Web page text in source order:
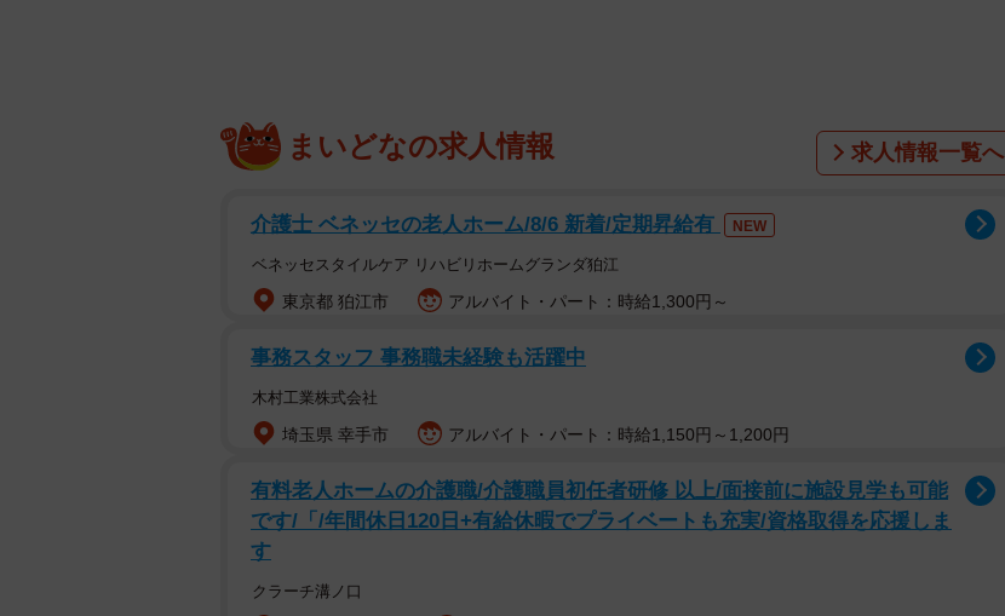
まいどなの求人情報 求人情報一覧へ
介護士 ベネッセの老人ホーム/8/6 新着/定期昇給有 NEW
ベネッセスタイルケア リハビリホームグランダ狛江
東京都 狛江市 アルバイト・パート：時給1,300円～
事務スタッフ 事務職未経験も活躍中
木村工業株式会社
埼玉県 幸手市 アルバイト・パート：時給1,150円～1,200円
有料老人ホームの介護職/介護職員初任者研修 以上/面接前に施設見学も可能
です/「/年間休日120日+有給休暇でプライベートも充実/資格取得を応援しま
す
クラーチ溝ノ口